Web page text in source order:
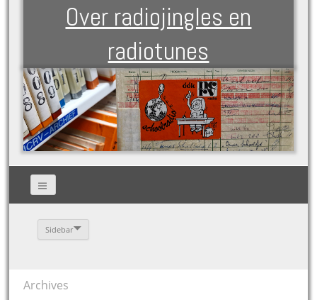
Over radiojingles en
radiotunes
Sidebar
Archives